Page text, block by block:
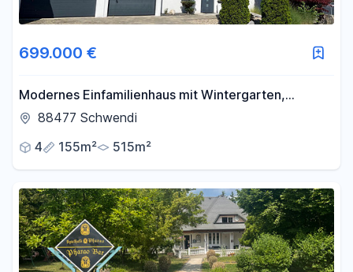
699.000 €
Modernes Einfamilienhaus mit Wintergarten,
Doppelgarage und liebevoll angelegtem Garten in
88477 Schwendi
4
155m² 515m²